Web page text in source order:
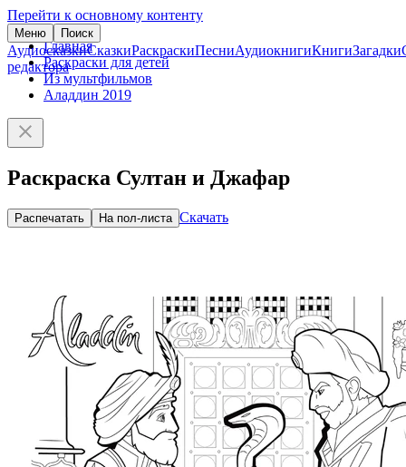
Перейти к основному контенту
Меню Поиск
АудиосказкиСказкиРаскраскиПесниАудиокнигиКнигиЗагадки
редактора
Главная
Раскраски для детей
Из мультфильмов
Аладдин 2019
Раскраска Султан и Джафар
Распечатать На пол-листа Скачать